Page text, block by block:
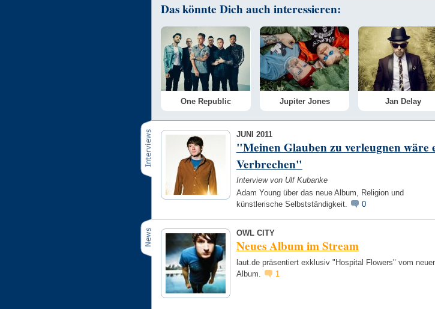
Das könnte Dich auch interessieren:
One Republic Jupiter Jones Jan Delay
JUNI 2011
"Meinen Glauben zu verleugnen wäre
Verbrechen"
Interview von Ulf Kubanke
Adam Young über das neue Album, Religion und
künstlerische Selbstständigkeit.
0
OWL CITY
Neues Album im Stream
laut.de präsentiert exklusiv "Hospital Flowers" vom
Album.
1